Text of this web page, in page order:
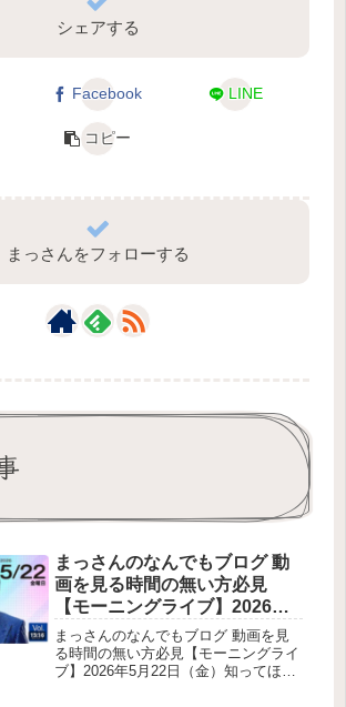
シェアする
Facebook LINE
コピー
まっさんをフォローする
まっさんのなんでもブログ 動
画を見る時間の無い方必見
【モーニングライブ】2026年5
月22日（金）知ってほしい今
日のニュースを厳選！いさ進
一が生解説する新聞情報【 15
まっさんのなんでもブログ 動画を見
る時間の無い方必見【モーニングライ
ブ】2026年5月22日（金）知ってほし